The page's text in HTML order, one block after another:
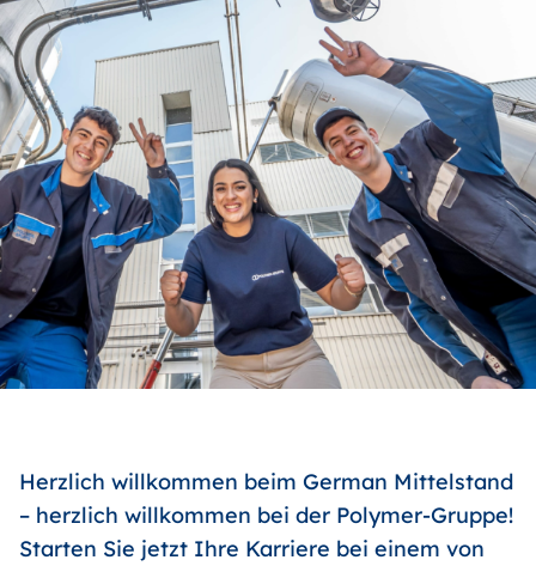
Herzlich willkommen beim German Mittelstand
– herzlich willkommen bei der Polymer-Gruppe!
Starten Sie jetzt Ihre Karriere bei einem von